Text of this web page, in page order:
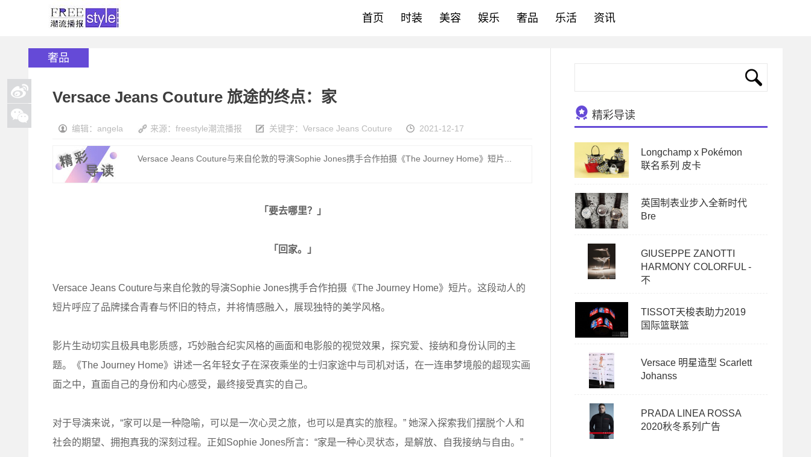
首页 时装 美容 娱乐 奢品 乐活 资讯
奢品
Versace Jeans Couture 旅途的终点：家
编辑：angela 来源：freestyle潮流播报 关键字： Versace Jeans Couture 2021-12-17
Versace Jeans Couture与来自伦敦的导演Sophie Jones携手合作拍摄《The Journey Home》短片...
「要去哪里？」
「回家。」
Versace Jeans Couture与来自伦敦的导演Sophie Jones携手合作拍摄《The Journey Home》短片。这段动人的
短片呼应了品牌揉合青春与怀旧的特点，并将情感融入，展现独特的美学风格。
影片生动切实且极具电影质感，巧妙融合纪实风格的画面和电影般的视觉效果，探究爱、接纳和身份认同的主
题。《The Journey Home》讲述一名年轻女子在深夜乘坐的士归家途中与司机对话，在一连串梦境般的超现实画
面之中，直面自己的身份和内心感受，最终接受真实的自己。
对于导演来说，“家可以是一种隐喻，可以是一次心灵之旅，也可以是真实的旅程。” 她深入探索我们摆脱个人和
社会的期望、拥抱真我的深刻过程。正如Sophie Jones所言：“家是一种心灵状态，是解放、自我接纳与自由。”
精彩导读
Longchamp x Pokémon
联名系列 皮卡
英国制表业步入全新时代
Bre
GIUSEPPE ZANOTTI
HARMONY COLORFUL -
不
TISSOT天梭表助力2019
国际篮联篮
Versace 明星造型 Scarlett
Johanss
PRADA LINEA ROSSA
2020秋冬系列广告